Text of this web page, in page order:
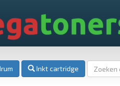
Inkt cartridge